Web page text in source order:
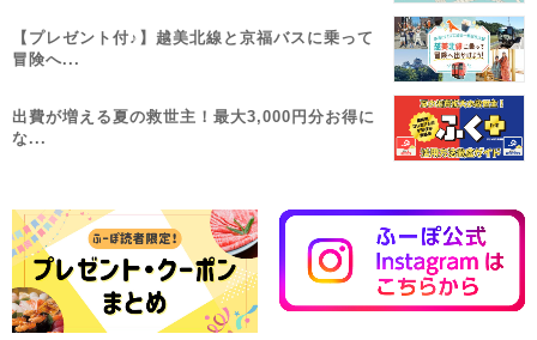
【プレゼント付♪】越美北線と京福バスに乗って
冒険へ...
出費が増える夏の救世主！最大3,000円分お得に
な...